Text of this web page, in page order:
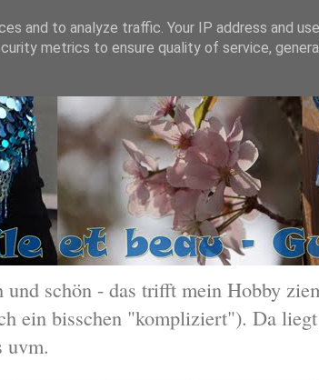
schön - das trifft mein Hobby
ein bisschen "kompliziert"). Da
uvm.
and to analyze traffic. Your IP address and
metrics to ensure quality of service,